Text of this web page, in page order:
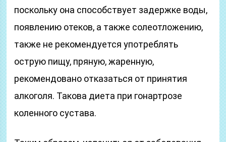
поскольку она способствует задержке воды,
появлению отеков, а также солеотложению,
также не рекомендуется употреблять
острую пищу, пряную, жаренную,
рекомендовано отказаться от принятия
алкоголя. Такова диета при гонартрозе
коленного сустава.